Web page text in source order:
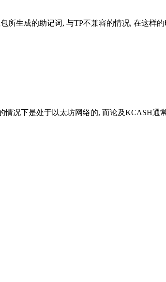
生成的助记词, 与TP不兼容的情况, 在这样
况下是处于以太坊网络的, 而论及KCASH通